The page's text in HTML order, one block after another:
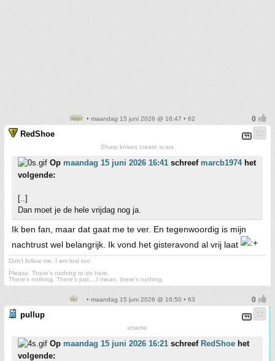
• maandag 15 juni 2026 @ 16:47 • 62
RedShoe
Sharp knives create scars
Op maandag 15 juni 2026 16:41 schreef marcb1974het
volgende:
[..]
Dan moet je de hele vrijdag nog ja.
Ik ben fan, maar dat gaat me te ver. En tegenwoordig is mijn
nachtrust wel belangrijk. Ik vond het gisteravond al vrij laat
Don't follow me. I am lost too
Please. There's nothing to do here.
There's nothing. There's just....I mean, there's nothing.
• maandag 15 juni 2026 @ 16:50 • 63
pullup
smartie
Op maandag 15 juni 2026 16:21 schreef RedShoe het
volgende: